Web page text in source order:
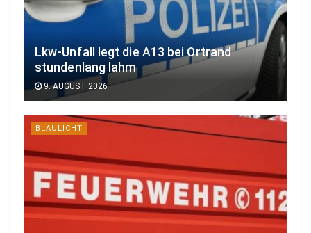
Lkw-Unfall legt die A13 bei Ortrand
stundenlang lahm
9. AUGUST 2026
BLAULICHT